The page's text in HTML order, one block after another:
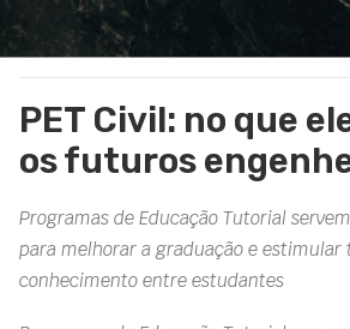
PET Civil: no que
os futuros
Programas de Educação Tutorial
para melhorar a graduação e estimular
conhecimento entre estudantes